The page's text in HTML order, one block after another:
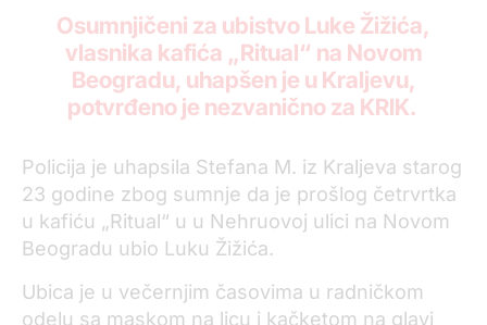
Osumnjičeni za ubistvo Luke Žižića,
vlasnika kafića „Ritual“ na Novom
Beogradu, uhapšen je u Kraljevu,
potvrđeno je nezvanično za KRIK.
Policija je uhapsila Stefana M. iz Kraljeva starog
23 godine zbog sumnje da je prošlog četrvrtka
u kafiću „Ritual“ u u Nehruovoj ulici na Novom
Beogradu ubio Luku Žižića.
Ubica je u večernjim časovima u radničkom
odelu sa maskom na licu i kačketom na glavi